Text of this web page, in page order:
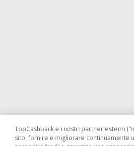
TopCashback e i nostri partner esterni
sito, fornire e migliorare continuamente